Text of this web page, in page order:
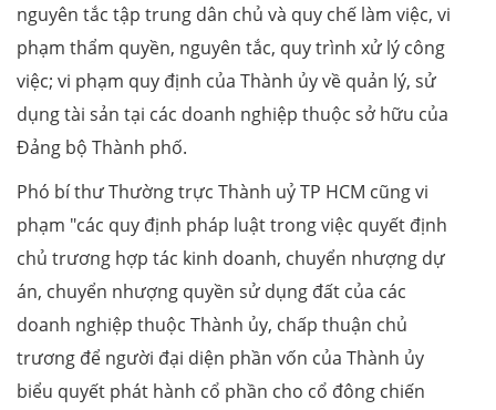
nguyên tắc tập trung dân chủ và quy chế làm việc, vi
phạm thẩm quyền, nguyên tắc, quy trình xử lý công
việc; vi phạm quy định của Thành ủy về quản lý, sử
dụng tài sản tại các doanh nghiệp thuộc sở hữu của
Đảng bộ Thành phố.
Phó bí thư Thường trực Thành uỷ TP HCM cũng vi
phạm "các quy định pháp luật trong việc quyết định
chủ trương hợp tác kinh doanh, chuyển nhượng dự
án, chuyển nhượng quyền sử dụng đất của các
doanh nghiệp thuộc Thành ủy, chấp thuận chủ
trương để người đại diện phần vốn của Thành ủy
biểu quyết phát hành cổ phần cho cổ đông chiến